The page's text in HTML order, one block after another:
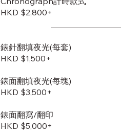
HKD $2,800+
錶針翻填夜光(每套)
HKD $1,500+
錶面翻填夜光(每塊)
HKD $3,500+
錶面翻寫/翻印
HKD $5,000+